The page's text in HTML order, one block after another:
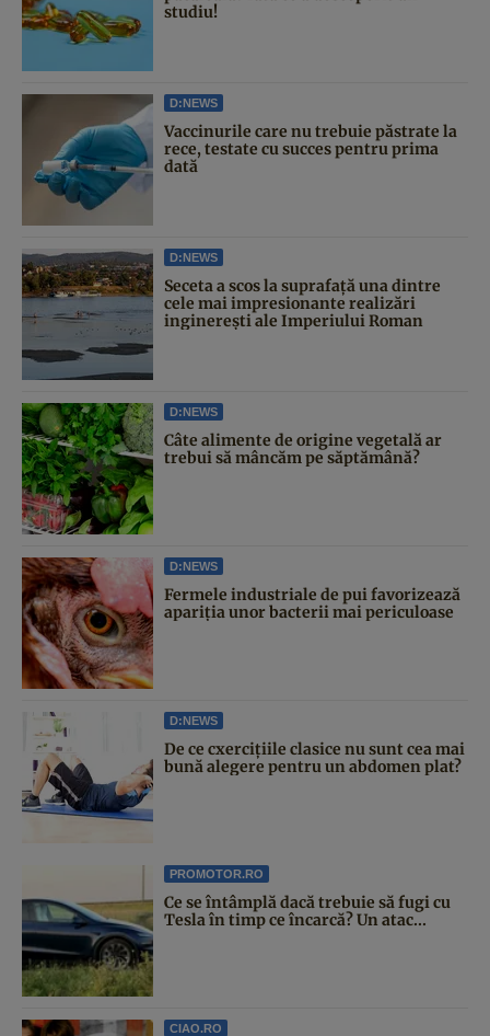
studiu!
D:NEWS
Vaccinurile care nu trebuie păstrate la
rece, testate cu succes pentru prima
dată
D:NEWS
Seceta a scos la suprafață una dintre
cele mai impresionante realizări
inginerești ale Imperiului Roman
D:NEWS
Câte alimente de origine vegetală ar
trebui să mâncăm pe săptămână?
D:NEWS
Fermele industriale de pui favorizează
apariția unor bacterii mai periculoase
D:NEWS
De ce cxercițiile clasice nu sunt cea mai
bună alegere pentru un abdomen plat?
PROMOTOR.RO
Ce se întâmplă dacă trebuie să fugi cu
Tesla în timp ce încarcă? Un atac...
CIAO.RO